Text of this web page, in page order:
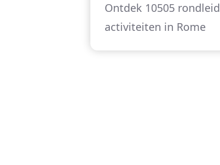
Ontdek 10505
activiteiten in Rome